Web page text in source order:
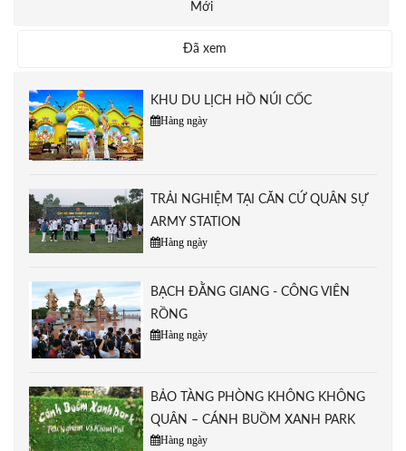
Mới
Đã xem
KHU DU LỊCH HỒ NÚI CỐC
Hàng ngày
TRẢI NGHIỆM TẠI CĂN CỨ QUÂN SỰ
ARMY STATION
Hàng ngày
BẠCH ĐẰNG GIANG - CÔNG VIÊN
RỒNG
Hàng ngày
BẢO TÀNG PHÒNG KHÔNG KHÔNG
QUÂN – CÁNH BUỒM XANH PARK
Hàng ngày